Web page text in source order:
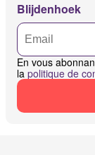
Blijdenhoek
En vous
la politique de